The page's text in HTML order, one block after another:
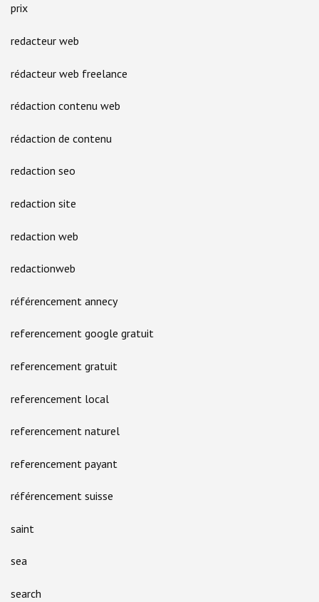
prix
redacteur web
rédacteur web freelance
rédaction contenu web
rédaction de contenu
redaction seo
redaction site
redaction web
redactionweb
référencement annecy
referencement google gratuit
referencement gratuit
referencement local
referencement naturel
referencement payant
référencement suisse
saint
sea
search